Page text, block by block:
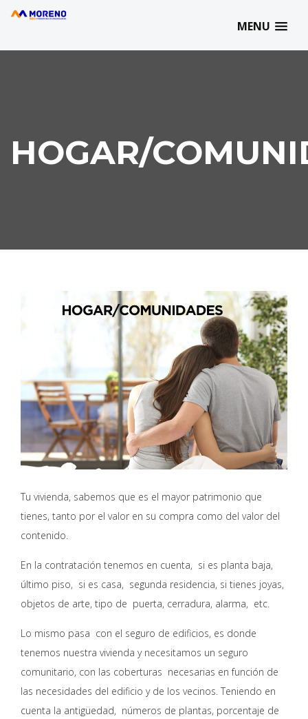
MORENO SBD | 93 727 77 07 | info@morenosbd.com | C/ Marqués
de Comillas, 21 | 08202 - Sabadell
MENU
HOGAR/
Tu vivienda, sabemos que es el mayor patrimonio que
tienes, tanto por el valor en su compra como del valor del
contenido.
En la contratación tenemos en cuenta, si es planta baja,
último piso, si es casa, segunda residencia, si tienes joyas,
objetos de arte, tipo de puerta, cerradura, alarma, etc.
Lo mismo pasa con el seguro de edificios, es donde
tenemos nuestra vivienda y necesitamos un seguro
comunitario, con las coberturas necesarias en función de
las necesidades del edificio y de los vecinos. Teniendo en
cuenta la antigüedad, números de plantas, porcentaje de